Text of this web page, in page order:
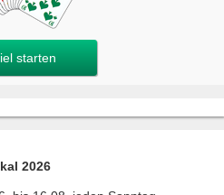
starten
2026